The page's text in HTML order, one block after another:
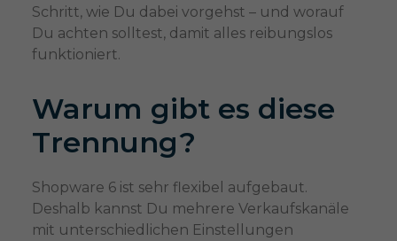
Schritt, wie Du dabei vorgehst – und worauf
Du achten solltest, damit alles reibungslos
funktioniert.
Warum gibt es diese
Trennung?
Shopware 6 ist sehr flexibel aufgebaut.
Deshalb kannst Du mehrere Verkaufskanäle
mit unterschiedlichen Einstellungen